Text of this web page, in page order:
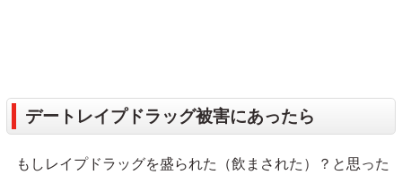
デートレイプドラッグ被害にあったら
もしレイプドラッグを盛られた（飲まされた）？と思った